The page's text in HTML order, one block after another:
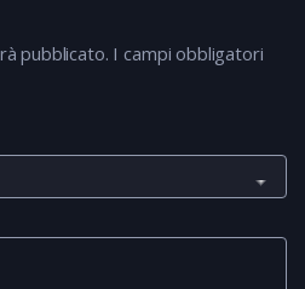
pubblicato. I campi obbligatori